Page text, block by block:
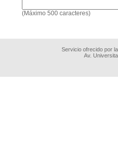
(Máximo 500 caracteres)
Servicio ofrecido por
Av.